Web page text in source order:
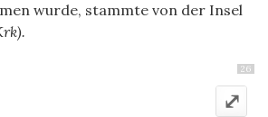
wurde, stammte von der Insel
26
⤢